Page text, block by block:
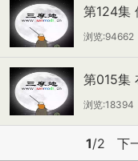
第124集
浏览:94662
第015集
浏览:18394
1/2 下